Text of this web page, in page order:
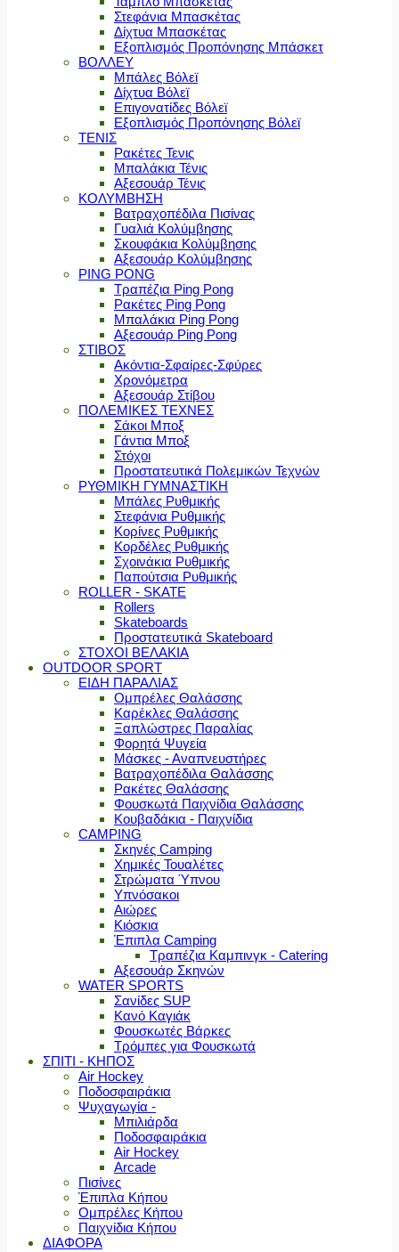
Στεφάνια Μπασκέτας
Δίχτυα Μπασκέτας
Εξοπλισμός Προπόνησης Μπάσκετ
ΒΟΛΛΕΥ
Μπάλες Βόλεϊ
Δίχτυα Βόλεϊ
Επιγονατίδες Βόλεϊ
Εξοπλισμός Προπόνησης Βόλεϊ
ΤΕΝΙΣ
Ρακέτες Τενις
Μπαλάκια Τένις
Αξεσουάρ Τένις
ΚΟΛΥΜΒΗΣΗ
Βατραχοπέδιλα Πισίνας
Γυαλιά Κολύμβησης
Σκουφάκια Κολύμβησης
Αξεσουάρ Κολύμβησης
PING PONG
Τραπέζια Ping Pong
Ρακέτες Ping Pong
Μπαλάκια Ping Pong
Αξεσουάρ Ping Pong
ΣΤΙΒΟΣ
Ακόντια-Σφαίρες-Σφύρες
Χρονόμετρα
Αξεσουάρ Στίβου
ΠΟΛΕΜΙΚΕΣ ΤΕΧΝΕΣ
Σάκοι Μποξ
Γάντια Μποξ
Στόχοι
Προστατευτικά Πολεμικών Τεχνών
ΡΥΘΜΙΚΗ ΓΥΜΝΑΣΤΙΚΗ
Μπάλες Ρυθμικής
Στεφάνια Ρυθμικής
Κορίνες Ρυθμικής
Κορδέλες Ρυθμικής
Σχοινάκια Ρυθμικής
Παπούτσια Ρυθμικής
ROLLER - SKATE
Rollers
Skateboards
Προστατευτικά Skateboard
ΣΤΟΧΟΙ ΒΕΛΑΚΙΑ
OUTDOOR SPORT
ΕΙΔΗ ΠΑΡΑΛΙΑΣ
Ομπρέλες Θαλάσσης
Καρέκλες Θαλάσσης
Ξαπλώστρες Παραλίας
Φορητά Ψυγεία
Μάσκες - Αναπνευστήρες
Βατραχοπέδιλα Θαλάσσης
Ρακέτες Θαλάσσης
Φουσκωτά Παιχνίδια Θαλάσσης
Κουβαδάκια - Παιχνίδια
CAMPING
Σκηνές Camping
Χημικές Τουαλέτες
Στρώματα Ύπνου
Υπνόσακοι
Αιώρες
Κιόσκια
Έπιπλα Camping
Τραπέζια Καμπινγκ - Catering
Αξεσουάρ Σκηνών
WATER SPORTS
Σανίδες SUP
Κανό Καγιάκ
Φουσκωτές Βάρκες
Τρόμπες για Φουσκωτά
ΣΠΙΤΙ - ΚΗΠΟΣ
Air Hockey
Ποδοσφαιράκια
Ψυχαγωγία -
Μπιλιάρδα
Ποδοσφαιράκια
Air Hockey
Arcade
Πισίνες
Έπιπλα Κήπου
Ομπρέλες Κήπου
Παιχνίδια Κήπου
ΔΙΑΦΟΡΑ